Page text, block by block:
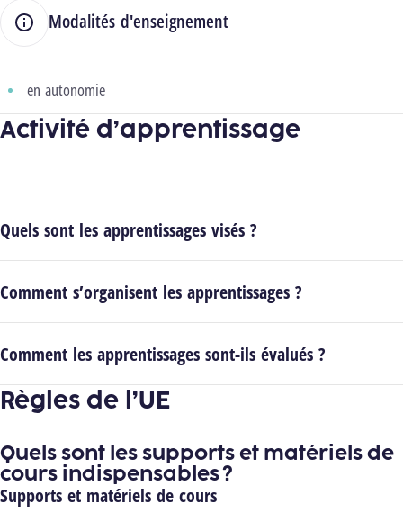
Modalités d'enseignement
en autonomie
Activité d’apprentissage
Quels sont les apprentissages visés ?
Comment s’organisent les apprentissages ?
Comment les apprentissages sont-ils évalués ?
Règles de l’UE
Quels sont les supports et matériels de
cours indispensables ?
Supports et matériels de cours